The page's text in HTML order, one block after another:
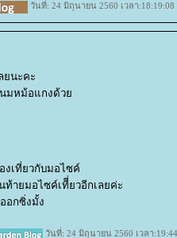
วันที่: 24 มิถุนายน 2560 เวลา
ยนะคะ
นมหม้อแกงด้ว
งเที่ยวกับมอไซค์
ท้ายมอไซค์เทีี่ยวอีกเลยค่ะ
อกซิ่งมั้ง
วันที่: 24 มิถุนายน 2560 เวลา